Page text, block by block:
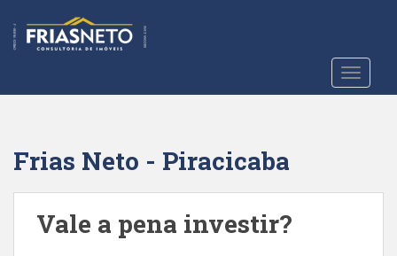
t
Frias Neto - Piracicaba
Vale a pena investir?